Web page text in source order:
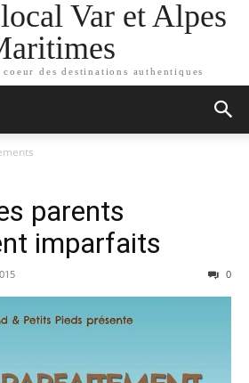
Var et Alpes
des destinations authentiques
parents
imparfaits
0